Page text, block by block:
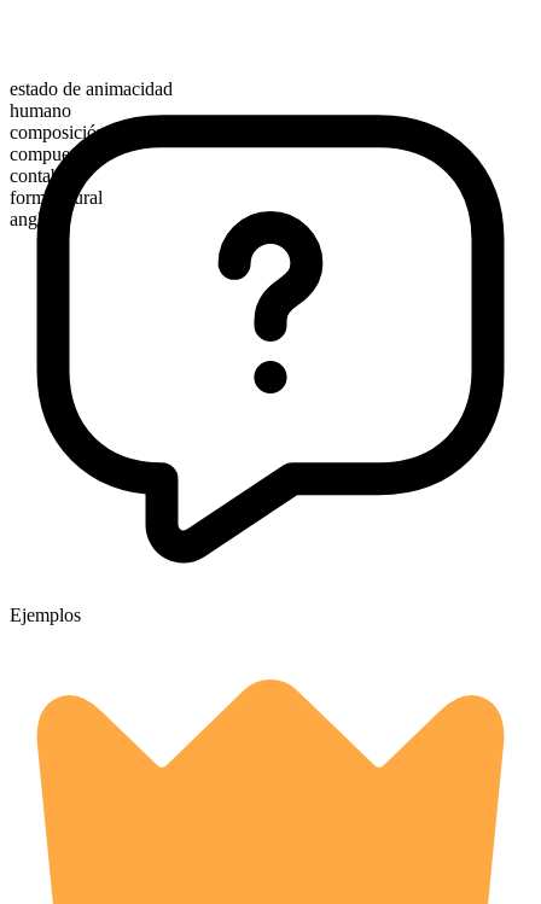
estado de animacidad
humano
composición morfológica
compuesto
contable
forma plural
anglers
Ejemplos